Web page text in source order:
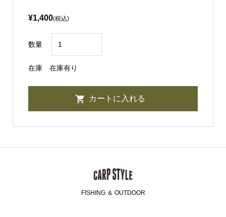
¥1,400(税込)
数量
在庫 在庫有り
FISHING ＆ OUTDOOR